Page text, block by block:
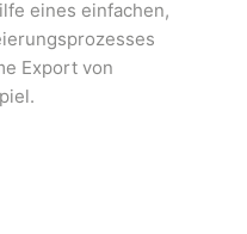
eines einfachen,
Export von